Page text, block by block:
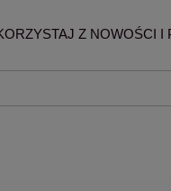
Z NOWOŚCI